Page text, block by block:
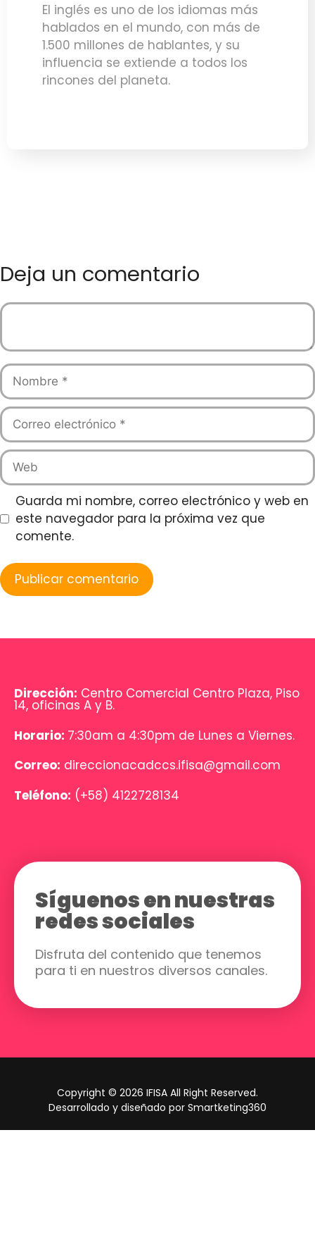
El inglés es uno de los idiomas más
hablados en el mundo, con más de
1.500 millones de hablantes, y su
influencia se extiende a todos los
rincones del planeta.
Deja un comentario
Guarda mi nombre, correo electrónico y web en
este navegador para la próxima vez que
comente.
Dirección: Centro Comercial Centro Plaza, Piso
14, oficinas A y B.
Horario: 7:30am a 4:30pm de Lunes a Viernes.
Correo: direccionacadccs.ifisa@gmail.com
Teléfono: (+58) 4122728134
Síguenos en nuestras
redes sociales
Disfruta del contenido que tenemos
para ti en nuestros diversos canales.
Copyright © 2026 IFISA All Right Reserved.
Desarrollado y diseñado por Smartketing360